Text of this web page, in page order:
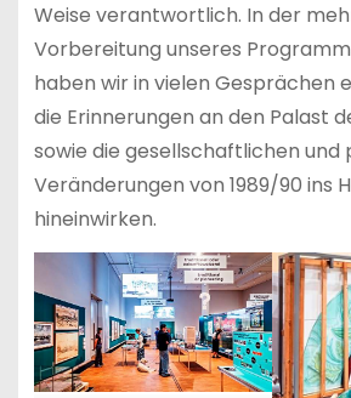
Weise verantwortlich. In der
Vorbereitung unseres
haben wir in vielen Gesprächen
die Erinnerungen an den Palast
sowie die gesellschaftlichen und
Veränderungen von 1989/90 ins
hineinwirken.